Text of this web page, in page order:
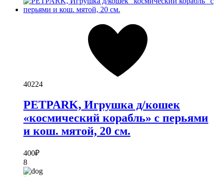
40224
PETPARK, Игрушка д/кошек
«космический корабль» с перьями
и кош. мятой, 20 см.
400₽
8